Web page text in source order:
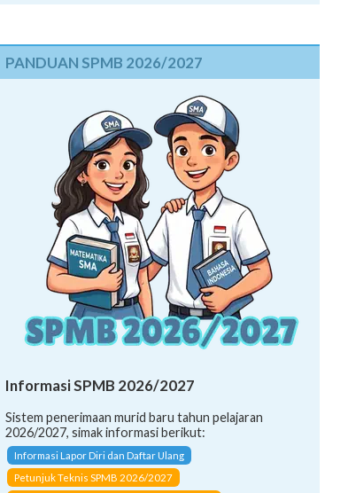
PANDUAN SPMB 2026/2027
Informasi SPMB 2026/2027
Sistem penerimaan murid baru tahun pelajaran
2026/2027, simak informasi berikut:
Informasi Lapor Diri dan Daftar Ulang
Petunjuk Teknis SPMB 2026/2027